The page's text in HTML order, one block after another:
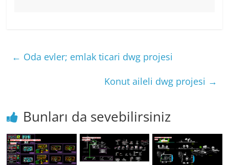
← Oda evler; emlak ticari dwg projesi
Konut aileli dwg projesi →
Bunları da sevebilirsiniz